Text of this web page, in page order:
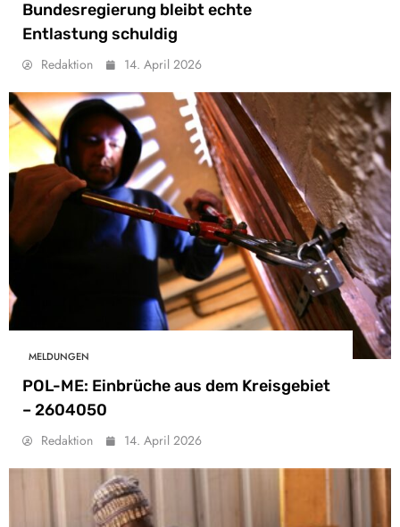
Bundesregierung bleibt echte
Entlastung schuldig
Redaktion 14. April 2026
MELDUNGEN
POL-ME: Einbrüche aus dem Kreisgebiet
– 2604050
Redaktion 14. April 2026